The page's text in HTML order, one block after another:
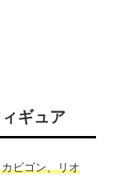
ギュア
ビゴン、リオ